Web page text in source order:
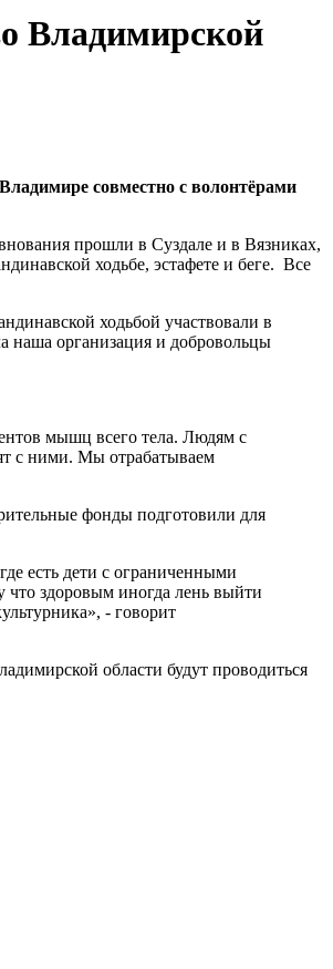
Владимирской
совместно с волонтёрами
прошли в Суздале и в Вязниках,
ходьбе, эстафете и беге. Все
ходьбой участвовали в
наша организация и добровольцы
мышц всего тела. Людям с
с ними. Мы отрабатываем
фонды подготовили для
есть дети с ограниченными
здоровым иногда лень выйти
- говорит
области будут проводиться